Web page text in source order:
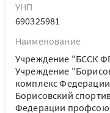
УНП
690325981
Наименование
Учреждение "БССК
Учреждение
комплекс
Борисовский
Федерации